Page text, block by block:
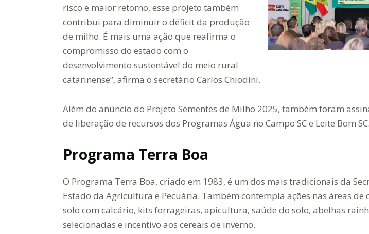
risco e maior retorno, esse projeto também
contribui para diminuir o déficit da produção
de milho. É mais uma ação que reafirma o
compromisso do estado com o
desenvolvimento sustentável do meio rural
catarinense”, afirma o secretário Carlos Chiodini.
Além do anúncio do Projeto Sementes de Milho 2025, também foram
de liberação de recursos dos Programas Água no Campo SC e Leite Bom SC.
Programa Terra Boa
O Programa Terra Boa, criado em 1983, é um dos mais tradicionais da
Estado da Agricultura e Pecuária. Também contempla ações nas áreas de
solo com calcário, kits forrageiras, apicultura, saúde do solo, abelhas
selecionadas e incentivo aos cereais de inverno.